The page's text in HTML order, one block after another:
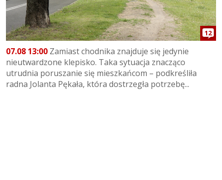
12
07.08 13:00 Zamiast chodnika znajduje się jedynie
nieutwardzone klepisko. Taka sytuacja znacząco
utrudnia poruszanie się mieszkańcom – podkreśliła
radna Jolanta Pękała, która dostrzegła potrzebę...